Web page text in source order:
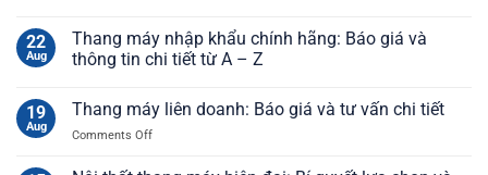
22
Aug
Thang máy nhập khẩu chính hãng: Báo giá và
thông tin chi tiết từ A – Z
19
Aug
Thang máy liên doanh: Báo giá và tư vấn chi tiết
Comments Offon
máy